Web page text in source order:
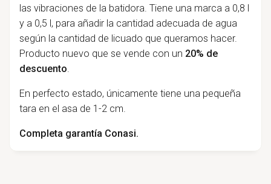
las vibraciones de la batidora. Tiene una marca a 0,8 l
y a 0,5 l, para añadir la cantidad adecuada de agua
según la cantidad de licuado que queramos hacer.
Producto nuevo que se vende con un 20% de
descuento.
En perfecto estado, únicamente tiene una pequeña
tara en el asa de 1-2 cm.
Completa garantía Conasi.